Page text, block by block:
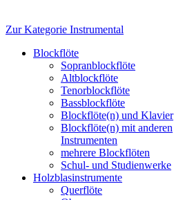
Zur Kategorie Instrumental
Blockflöte
Sopranblockflöte
Altblockflöte
Tenorblockflöte
Bassblockflöte
Blockflöte(n) und Klavier
Blockflöte(n) mit anderen
Instrumenten
mehrere Blockflöten
Schul- und Studienwerke
Holzblasinstrumente
Querflöte